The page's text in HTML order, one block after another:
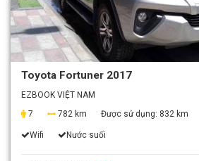
Toyota Fortuner 2017
EZBOOK VIỆT NAM
7
782 km Được sử dụng: 832 km
Wifi Nước suối